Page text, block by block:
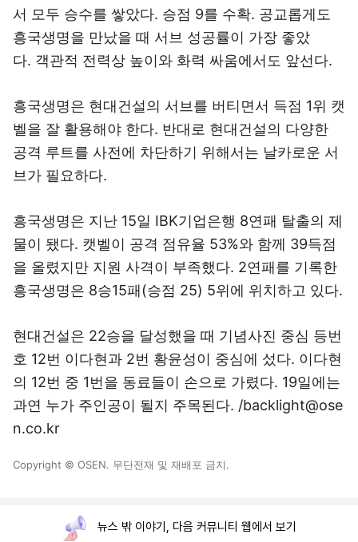
서 모두 승수를 쌓았다. 승점 9를 수확. 공교롭게도
흥국생명을 만났을 때 서브 성공률이 가장 좋았
다. 객관적 전력상 높이와 화력 싸움에서도 앞선다.
흥국생명은 현대건설의 서브를 버티면서 득점 1위 캣
벨을 잘 활용해야 한다. 반대로 현대건설의 다양한
공격 루트를 사전에 차단하기 위해서는 날카로운 서
브가 필요하다.
흥국생명은 지난 15일 IBK기업은행 8연패 탈출의 제
물이 됐다. 캣벨이 공격 점유율 53%와 함께 39득점
을 올렸지만 지원 사격이 부족했다. 2연패를 기록한
흥국생명은 8승15패(승점 25) 5위에 위치하고 있다.
현대건설은 22승을 달성했을 때 기념사진 중심 등번
호 12번 이다현과 2번 황윤성이 중심에 섰다. 이다현
의 12번 중 1번을 동료들이 손으로 가렸다. 19일에는
과연 누가 주인공이 될지 주목된다. /backlight@ose
n.co.kr
Copyright © OSEN. 무단전재 및 재배포 금지.
뉴스 밖 이야기, 다음 커뮤니티 웹에서 보기